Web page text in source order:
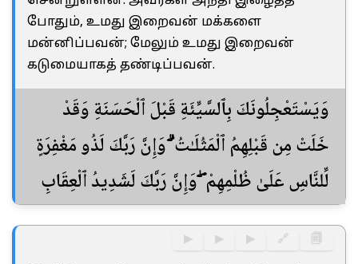
போதும், உமது இறைவன் மக்களை
மன்னிப்பவன்; மேலும் உமது இறைவன்
கடுமையாகத் தண்டிப்பவன்.
وَيَسْتَعْجِلُونَكَ بِٱلسَّيِّئَةِ قَبْلَ ٱلْحَسَنَةِ وَقَدْ
خَلَتْ مِن قَبْلِهِمُ ٱلْمَثُلَـٰتُ ۗ وَإِنَّ رَبَّكَ لَذُو مَغْفِرَةٍ
لِّلنَّاسِ عَلَىٰ ظُلْمِهِمْ ۖ وَإِنَّ رَبَّكَ لَشَدِيدُ ٱلْعِقَابِ
▶ ▶ ▶ 🔗 🗐